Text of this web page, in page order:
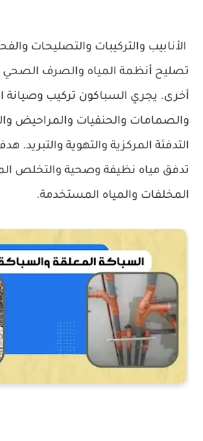
الأنابيب والتركيبات والتصليحات
تصليح أنظمة المياه والصرف الصحي
أخرى. يجري السباكون تركيب وصيانة
والصمامات والحنفيات والمراحيض
التدفئة المركزية والتهوية
تدفق مياه نظيفة وصحية والتخلص
المخلفات والمياه المستخدمة.